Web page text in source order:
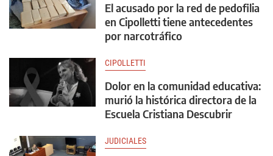
El acusado por la red de pedofilia
en Cipolletti tiene antecedentes
por narcotráfico
CIPOLLETTI
Dolor en la comunidad educativa:
murió la histórica directora de la
Escuela Cristiana Descubrir
JUDICIALES